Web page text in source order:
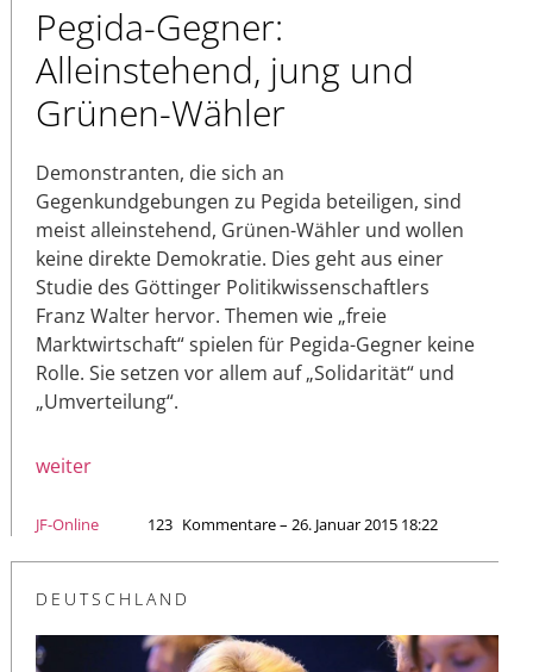
Pegida-Gegner:
Alleinstehend, jung und
Grünen-Wähler
Demonstranten, die sich an
Gegenkundgebungen zu Pegida beteiligen, sind
meist alleinstehend, Grünen-Wähler und wollen
keine direkte Demokratie. Dies geht aus einer
Studie des Göttinger Politikwissenschaftlers
Franz Walter hervor. Themen wie „freie
Marktwirtschaft“ spielen für Pegida-Gegner keine
Rolle. Sie setzen vor allem auf „Solidarität“ und
„Umverteilung“.
weiter
JF-Online 123 Kommentare – 26. Januar 2015 18:22
DEUTSCHLAND